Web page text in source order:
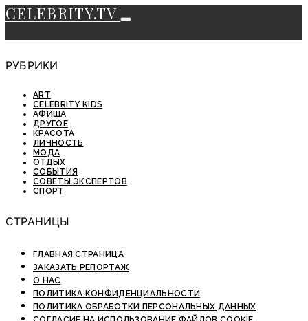
CELEBRITY.TV
РУБРИКИ
ART
CELEBRITY KIDS
АФИША
ДРУГОЕ
КРАСОТА
ЛИЧНОСТЬ
МОДА
ОТДЫХ
СОБЫТИЯ
СОВЕТЫ ЭКСПЕРТОВ
СПОРТ
СТРАНИЦЫ
ГЛАВНАЯ СТРАНИЦА
ЗАКАЗАТЬ РЕПОРТАЖ
О НАС
ПОЛИТИКА КОНФИДЕНЦИАЛЬНОСТИ
ПОЛИТИКА ОБРАБОТКИ ПЕРСОНАЛЬНЫХ ДАННЫХ